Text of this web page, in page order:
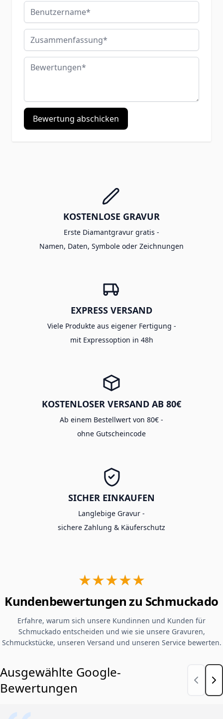
Benutzername
Zusammenfassung
Bewertungen
Bewertung abschicken
KOSTENLOSE GRAVUR
Erste Diamantgravur gratis -
Namen, Daten, Symbole oder Zeichnungen
EXPRESS VERSAND
Viele Produkte aus eigener Fertigung -
mit Expressoption in 48h
KOSTENLOSER VERSAND AB 80€
Ab einem Bestellwert von 80€ -
ohne Gutscheincode
SICHER EINKAUFEN
Langlebige Gravur -
sichere Zahlung & Käuferschutz
★★★★★
Kundenbewertungen zu Schmuckado
Erfahre, warum sich unsere Kundinnen und Kunden für
Schmuckado entscheiden und wie sie unsere Gravuren,
Schmuckstücke, unseren Versand und unseren Service bewerten.
Ausgewählte Google-
Bewertungen